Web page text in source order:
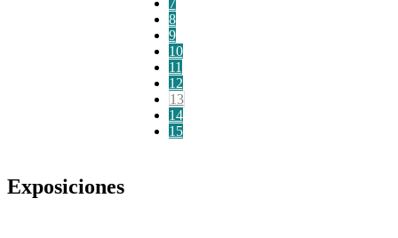
7
8
9
10
11
12
13
14
15
Exposiciones